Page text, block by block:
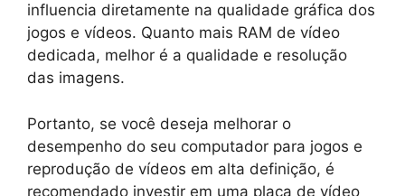
influencia diretamente na qualidade gráfica dos
jogos e vídeos. Quanto mais RAM de vídeo
dedicada, melhor é a qualidade e resolução
das imagens.
Portanto, se você deseja melhorar o
desempenho do seu computador para jogos e
reprodução de vídeos em alta definição, é
recomendado investir em uma placa de vídeo